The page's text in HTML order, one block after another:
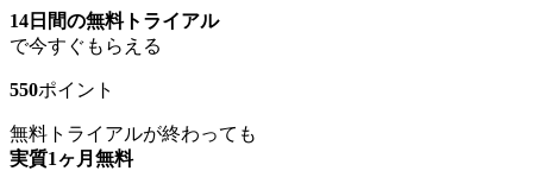
14日間の無料トライアル
で今すぐもらえる
550ポイント
無料トライアルが終わっても
実質1ヶ月無料